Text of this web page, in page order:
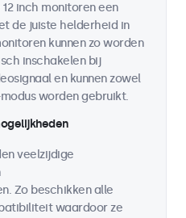
inch monitoren een
de juiste helderheid in
kunnen zo worden
inschakelen bij
en kunnen zowel
worden gebruikt.
veelzijdige
Zo beschikken alle
waardoor ze